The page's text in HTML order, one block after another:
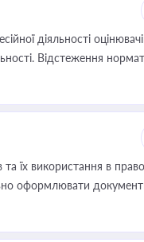
діяльності
Відстеження
під час оподаткування,
оціночної діяльності
їх використання в
оформлювати